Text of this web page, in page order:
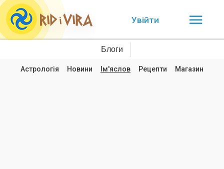
Увійти
Блоги
Астрологія Новини Ім'яслов Рецепти Магазин